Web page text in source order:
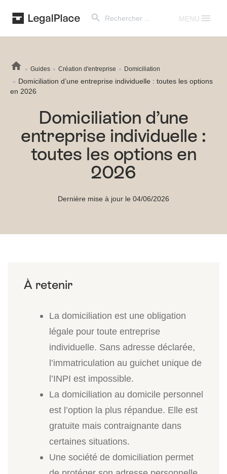
for:
MENU
Guides Création d'entreprise Domiciliation
Domiciliation d’une entreprise individuelle : toutes les options
en 2026
Domiciliation d’une
entreprise individuelle :
toutes les options en
2026
Dernière mise à jour le 04/06/2026
La domiciliation est une obligation
légale pour toute entreprise
individuelle. Sans adresse déclarée,
l’immatriculation au guichet unique de
l’INPI est impossible.
La domiciliation au domicile personnel
est l’option la plus répandue. Elle est
gratuite mais contraignante dans
certaines situations.
Une société de domiciliation permet